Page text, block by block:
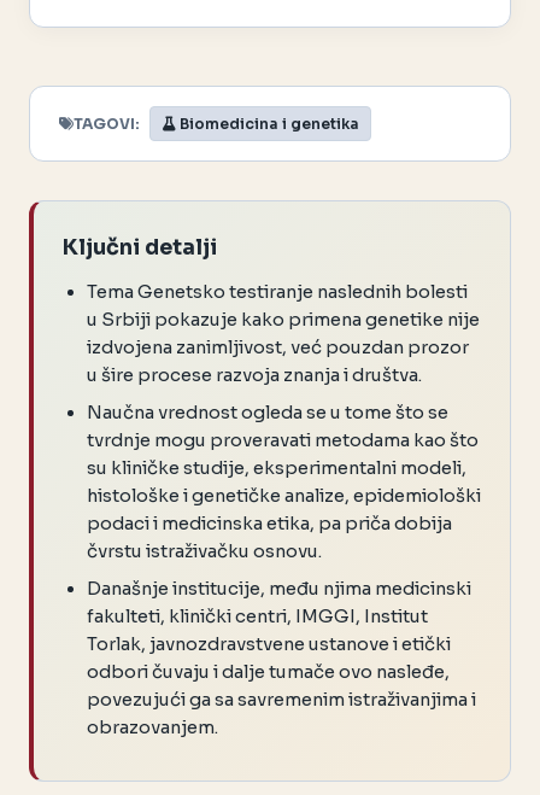
TAGOVI: Biomedicina i genetika
Ključni detalji
Tema Genetsko testiranje naslednih bolesti
u Srbiji pokazuje kako primena genetike nije
izdvojena zanimljivost, već pouzdan prozor
u šire procese razvoja znanja i društva.
Naučna vrednost ogleda se u tome što se
tvrdnje mogu proveravati metodama kao što
su kliničke studije, eksperimentalni modeli,
histološke i genetičke analize, epidemiološki
podaci i medicinska etika, pa priča dobija
čvrstu istraživačku osnovu.
Današnje institucije, među njima medicinski
fakulteti, klinički centri, IMGGI, Institut
Torlak, javnozdravstvene ustanove i etički
odbori čuvaju i dalje tumače ovo nasleđe,
povezujući ga sa savremenim istraživanjima i
obrazovanjem.